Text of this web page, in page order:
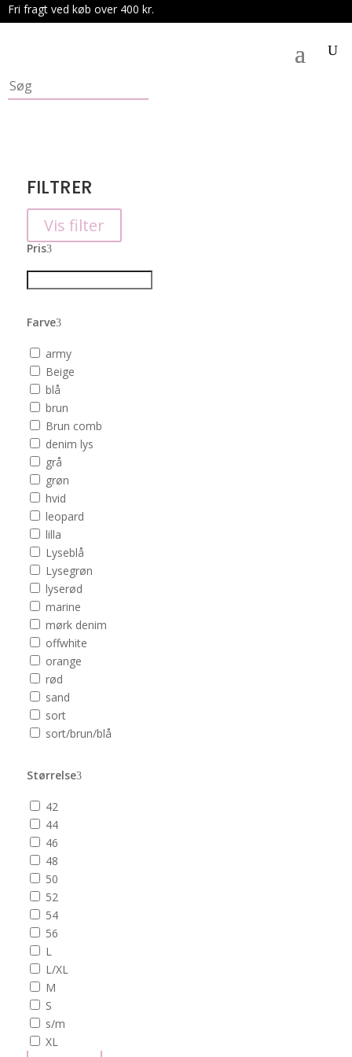
Fri fragt ved køb over 400 kr.
FILTRER
Vis filter
Pris
Farve
army
Beige
blå
brun
Brun comb
denim lys
grå
grøn
hvid
leopard
lilla
Lyseblå
Lysegrøn
lyserød
marine
mørk denim
offwhite
orange
rød
sand
sort
sort/brun/blå
Størrelse
42
44
46
48
50
52
54
56
L
L/XL
M
S
s/m
XL